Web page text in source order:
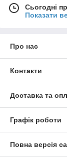
Сьогодні
Показати
Про нас
Контакти
Доставка та
Графік роботи
Повна версія